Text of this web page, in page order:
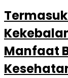
Manfaat